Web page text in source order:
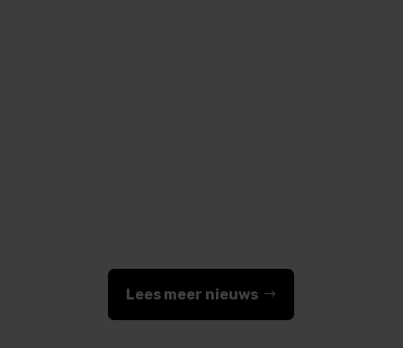
Lees meer nieuws